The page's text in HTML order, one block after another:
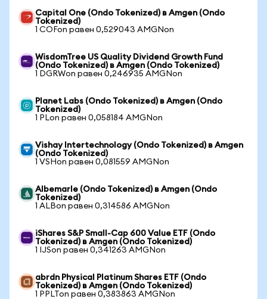
Capital One (Ondo Tokenized) в Amgen (Ondo
Tokenized)
1 COFon равен 0,529043 AMGNon
WisdomTree US Quality Dividend Growth Fund
(Ondo Tokenized) в Amgen (Ondo Tokenized)
1 DGRWon равен 0,246935 AMGNon
Planet Labs (Ondo Tokenized) в Amgen (Ondo
Tokenized)
1 PLon равен 0,058184 AMGNon
Vishay Intertechnology (Ondo Tokenized) в Amgen
(Ondo Tokenized)
1 VSHon равен 0,081559 AMGNon
Albemarle (Ondo Tokenized) в Amgen (Ondo
Tokenized)
1 ALBon равен 0,314586 AMGNon
iShares S&P Small-Cap 600 Value ETF (Ondo
Tokenized) в Amgen (Ondo Tokenized)
1 IJSon равен 0,341263 AMGNon
abrdn Physical Platinum Shares ETF (Ondo
Tokenized) в Amgen (Ondo Tokenized)
1 PPLTon равен 0,383863 AMGNon